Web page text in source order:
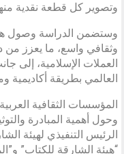
وتصوير كل قطعة نقدية
وستضمن الدراسة وصول
وثقافي واسع، ما يعزز
العملات الإسلامية، إلى
العالمي بطريقة
المؤسسات الثقافية
وحول أهمية المبادرة
الرئيس التنفيذي لهيئة
“هيئة الشارقة للكتاب”